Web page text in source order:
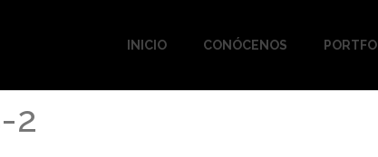
INICIO CONÓCENOS
2